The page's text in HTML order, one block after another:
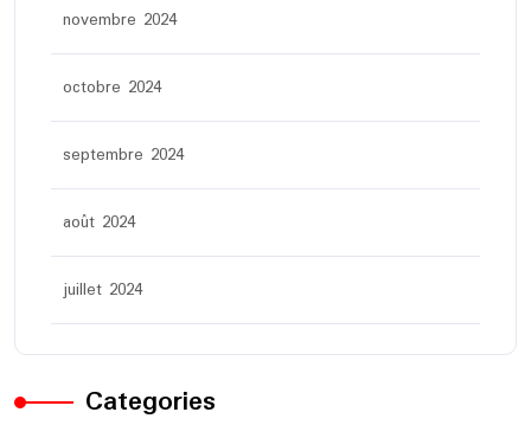
novembre 2024
octobre 2024
septembre 2024
août 2024
juillet 2024
Categories